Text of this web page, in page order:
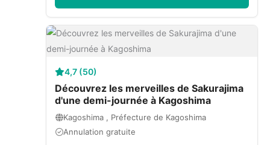
4,7 (50)
Découvrez les merveilles de Sakurajima
d'une demi-journée à Kagoshima
Kagoshima , Préfecture de Kagoshima
Annulation gratuite